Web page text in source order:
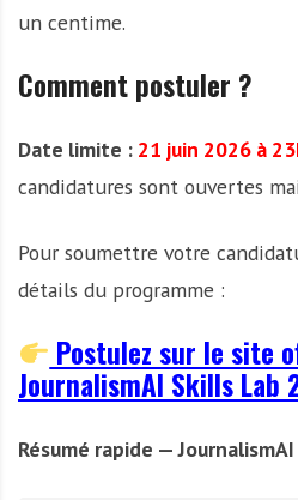
un centime.
Comment postuler ?
Date limite : 21 juin 2026 à
candidatures sont ouvertes
Pour soumettre votre
détails du programme :
Postulez sur le site
JournalismAI Skills Lab
Résumé rapide —